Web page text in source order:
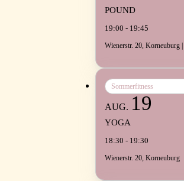
POUND
19:00 - 19:45
Wienerstr. 20, Korneuburg |
Sommerfitness
AUG. 19
YOGA
18:30 - 19:30
Wienerstr. 20, Korneuburg